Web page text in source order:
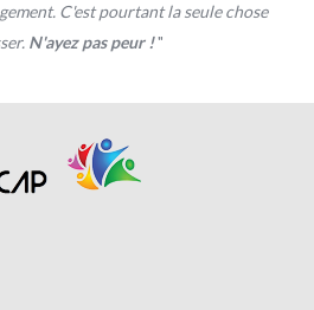
C'est pourtant la seule chose
N'ayez pas peur !"